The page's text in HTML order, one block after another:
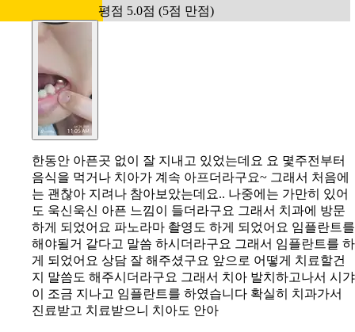
평점 5.0점 (5점 만점)
한동안 아픈곳 없이 잘 지내고 있었는데요 요 몇주전부터
음식을 먹거나 치아가 계속 아프더라구요~ 그래서 처음에
는 괜찮아 지려나 참아보았는데요.. 나중에는 가만히 있어
도 욱신욱신 아픈 느낌이 들더라구요 그래서 치과에 방문
하게 되었어요 파노라마 촬영도 하게 되었어요 임플란트를
해야될거 같다고 말씀 하시더라구요 그래서 임플란트를 하
게 되었어요 상담 잘 해주셨구요 앞으로 어떻게 치료할건
지 말씀도 해주시더라구요 그래서 치아 발치하고나서 시갸
이 조금 지나고 임플란트를 하였습니다 확실히 치과가서
진료받고 치료받으니 치아도 안아